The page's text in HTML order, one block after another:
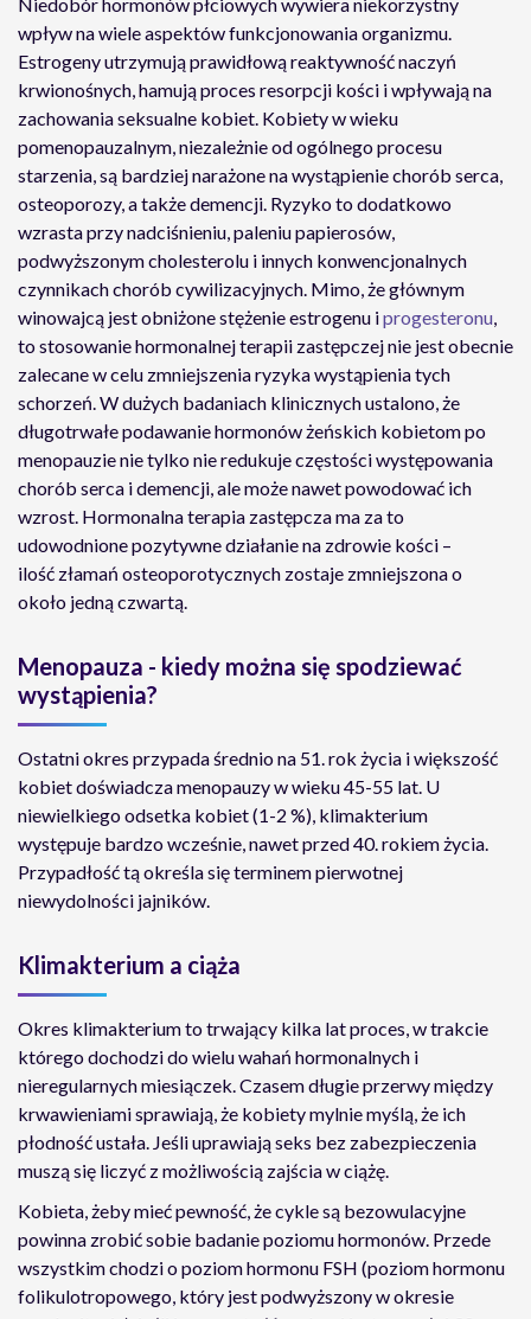
wpływ na wiele aspektów funkcjonowania organizmu.
Estrogeny utrzymują prawidłową reaktywność naczyń
krwionośnych, hamują proces resorpcji kości i wpływają na
zachowania seksualne kobiet. Kobiety w wieku
pomenopauzalnym, niezależnie od ogólnego procesu
starzenia, są bardziej narażone na wystąpienie chorób serca,
osteoporozy, a także demencji. Ryzyko to dodatkowo
wzrasta przy nadciśnieniu, paleniu papierosów,
podwyższonym cholesterolu i innych konwencjonalnych
czynnikach chorób cywilizacyjnych. Mimo, że głównym
winowajcą jest obniżone stężenie estrogenu iprogesteronu,
to stosowanie hormonalnej terapii zastępczej nie jest obecnie
zalecane w celu zmniejszenia ryzyka wystąpienia tych
schorzeń. W dużych badaniach klinicznych ustalono, że
długotrwałe podawanie hormonów żeńskich kobietom po
menopauzie nie tylko nie redukuje częstości występowania
chorób serca i demencji, ale może nawet powodować ich
wzrost. Hormonalna terapia zastępcza ma za to
udowodnione pozytywne działanie na zdrowie kości –
ilość złamań osteoporotycznych zostaje zmniejszona o
około jedną czwartą.
Menopauza - kiedy można się spodziewać
wystąpienia?
Ostatni okres przypada średnio na 51. rok życia i większość
kobiet doświadcza menopauzy w wieku 45-55 lat. U
niewielkiego odsetka kobiet (1-2 %), klimakterium
występuje bardzo wcześnie, nawet przed 40. rokiem życia.
Przypadłość tą określa się terminem pierwotnej
niewydolności jajników.
Klimakterium a ciąża
Okres klimakterium to trwający kilka lat proces, w trakcie
którego dochodzi do wielu wahań hormonalnych i
nieregularnych miesiączek. Czasem długie przerwy między
krwawieniami sprawiają, że kobiety mylnie myślą, że ich
płodność ustała. Jeśli uprawiają seks bez zabezpieczenia
muszą się liczyć z możliwością zajścia w ciążę.
Kobieta, żeby mieć pewność, że cykle są bezowulacyjne
powinna zrobić sobie badanie poziomu hormonów. Przede
wszystkim chodzi o poziom hormonu FSH (poziom hormonu
folikulotropowego, który jest podwyższony w okresie